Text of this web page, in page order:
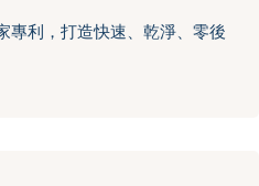
專利，打造快速、乾淨、零後